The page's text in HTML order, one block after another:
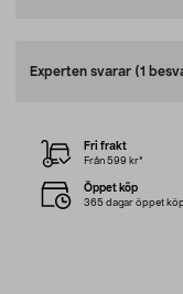
Experten svarar (1
Fri frakt
Från 599 kr*
Öppet köp
365 dagar öppet köp